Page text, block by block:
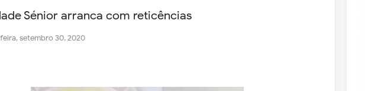
Sénior arranca com reticências
setembro 30, 2020